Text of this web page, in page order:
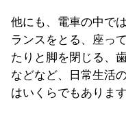
他にも、電車の中で
ランスをとる、座っ
たりと脚を閉じる、
などなど、日常生活
はいくらでもあります